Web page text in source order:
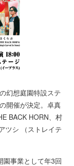
幻想庭園特設ステ
開催が決定。卓真
BACK HORN、村
ツシ （ストレイテ
園事業として年3回